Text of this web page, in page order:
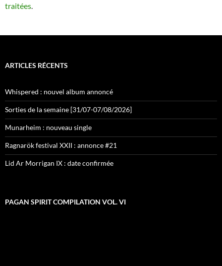
traitées.
ARTICLES RÉCENTS
Whispered : nouvel album annoncé
Sorties de la semaine [31/07-07/08/2026]
Munarheim : nouveau single
Ragnarök festival XXII : annonce #21
Lid Ar Morrigan IX : date confirmée
PAGAN SPIRIT COMPILATION VOL. VI